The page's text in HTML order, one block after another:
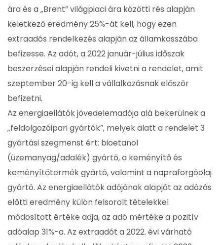
ára és a „Brent” világpiaci ára közötti rés alapján
keletkező eredmény 25%-át kell, hogy ezen
extraadós rendelkezés alapján az államkasszába
befizesse. Az adót, a 2022 január-július időszak
beszerzései alapján rendeli kivetni a rendelet, amit
szeptember 20-ig kell a vállalkozásnak először
befizetni.
Az energiaellátók jövedelemadója alá bekerülnek a
„feldolgozóipari gyártók”, melyek alatt a rendelet 3
gyártási szegmenst ért: bioetanol
(üzemanyag/adalék) gyártó, a keményítő és
keményítőtermék gyártó, valamint a napraforgóolaj
gyártó. Az energiaellátók adójának alapját az adózás
előtti eredmény külön felsorolt tételekkel
módosított értéke adja, az adó mértéke a pozitív
adóalap 31%-a. Az extraadót a 2022. évi várható